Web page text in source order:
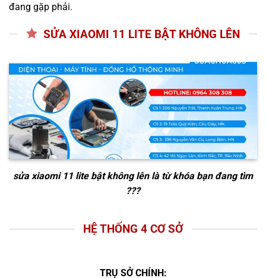
đang gặp phải.
SỬA XIAOMI 11 LITE BẬT KHÔNG LÊN
sửa xiaomi 11 lite bật không lênlà từ khóa bạn đang tìm
???
HỆ THỐNG 4 CƠ SỞ
TRỤ SỞ CHÍNH: